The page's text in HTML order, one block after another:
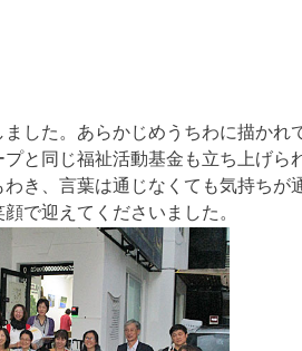
した。あらかじめうちわに描かれ
と同じ福祉活動基金も立ち上げら
き、言葉は通じなくても気持ちが
で迎えてくださいました。